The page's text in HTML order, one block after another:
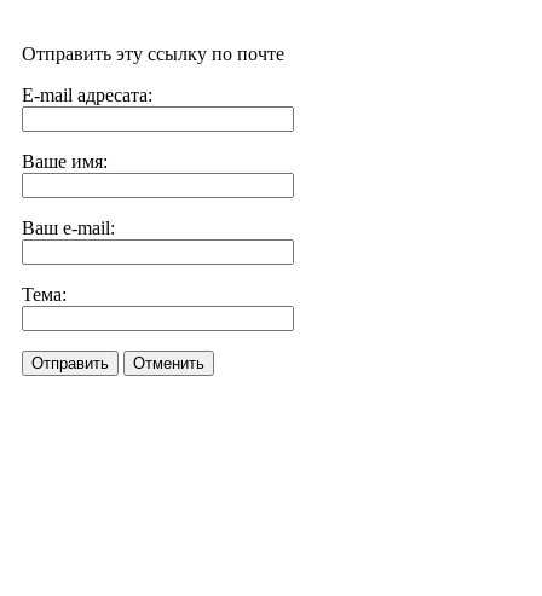
Отправить эту ссылку по почте
E-mail адресата:
Ваше имя:
Ваш e-mail:
Тема:
Отправить Отменить